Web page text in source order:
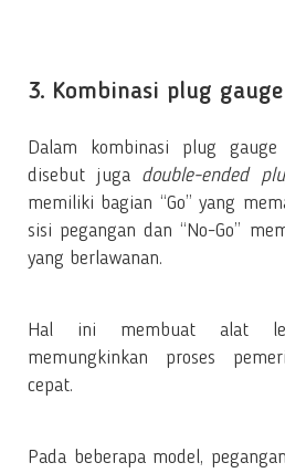
3. Kombinasi plug gauge
Dalam kombinasi plug gauge
disebut juga double-ended
memiliki bagian “Go” yang
sisi pegangan dan “No-Go”
yang berlawanan.
Hal ini membuat alat
memungkinkan proses
cepat.
Pada beberapa model,